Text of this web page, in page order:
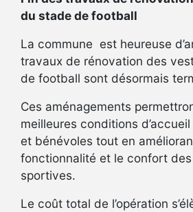
du stade de football
La commune est heureuse
travaux de rénovation des
de football sont désormais
Ces aménagements
meilleures conditions
et bénévoles tout en
fonctionnalité et le confort
sportives.
Le coût total de l’opération